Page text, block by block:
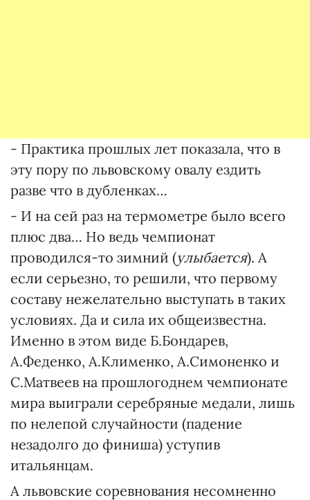
- Практика прошлых лет показала, что в
эту пору по львовскому овалу ездить
разве что в дубленках…
- И на сей раз на термометре было всего
плюс два… Но ведь чемпионат
проводился-то зимний (улыбается). А
если серьезно, то решили, что первому
составу нежелательно выступать в таких
условиях. Да и сила их общеизвестна.
Именно в этом виде Б.Бондарев,
А.Феденко, А.Клименко, А.Симоненко и
С.Матвеев на прошлогоднем чемпионате
мира выиграли серебряные медали, лишь
по нелепой случайности (падение
незадолго до финиша) уступив
итальянцам.
А львовские соревнования несомненно